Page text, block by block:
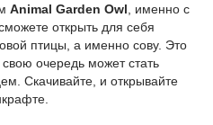
Animal Garden Owl, именно с
открыть для себя
птицы, а именно сову. Это
очередь может стать
Скачивайте, и открывайте